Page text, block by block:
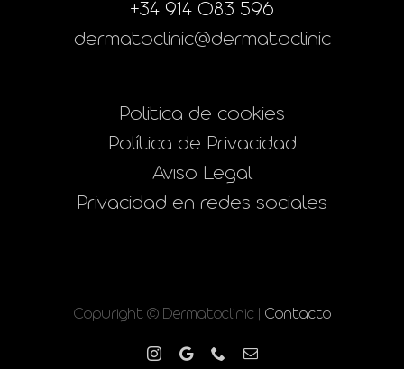
+34 914 083 596
dermatoclinic@dermatoclinic
Politica de cookies
Política de Privacidad
Aviso Legal
Privacidad en redes sociales
Copyright © Dermatoclinic | Contacto
Instagram
Google PhoneCorreo